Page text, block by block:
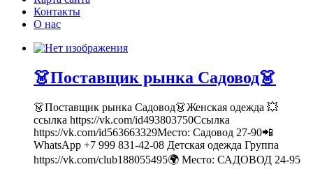
Контакты
О нас
👗Поставщик рынка Садовод👗
👗Поставщик рынка Садовод👗Женская одежда 💥
ссылка https://vk.com/id493803750Ссылка
https://vk.com/id563663329Место: Садовод 27-90📲
WhatsApp +7 999 831-42-08 Детская одежда Группа
https://vk.com/club188055495🌍 Место: САДОВОД 24-95